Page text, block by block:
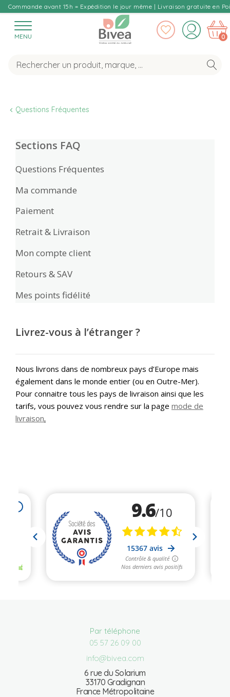
Commande avant 15h = Expédition le jour même | Livraison gratuite en
MENU 0
Questions Fréquentes
Sections FAQ
Questions Fréquentes
Ma commande
Paiement
Retrait & Livraison
Mon compte client
Retours & SAV
Mes points fidélité
Livrez-vous à l’étranger ?
Nous livrons dans de nombreux pays d’Europe mais
également dans le monde entier (ou en Outre-Mer).
Pour connaitre tous les pays de livraison ainsi que les
tarifs, vous pouvez vous rendre sur la page mode de
livraison.
Par téléphone
05 57 26 09 00
info@bivea.com
6 rue du Solarium
33170 Gradignan
France Métropolitaine